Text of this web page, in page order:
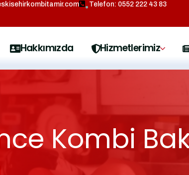
Telefon: 0552 222 43 83
Hakkımızda Hizmetlerimiz
Kombi